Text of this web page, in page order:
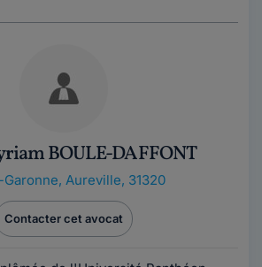
BOULE-DAFFONT
Garonne, Aureville, 31320
Contacter cet avocat